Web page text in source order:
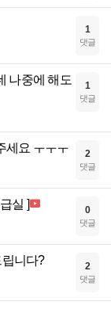
1
댓글
나중에 해도
1
댓글
세요 ㅜㅜㅜ 2
댓글
실 ] 0
댓글
니다? 2
댓글